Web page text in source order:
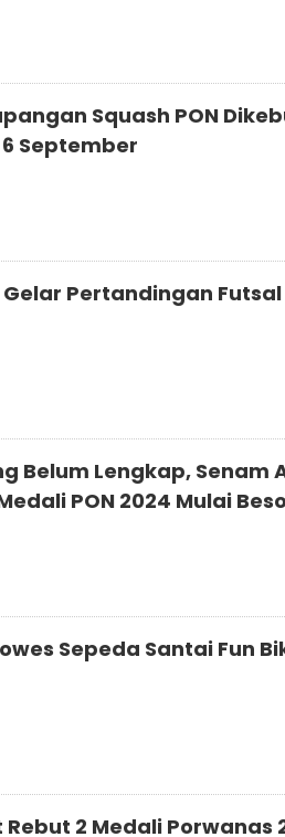
Squash PON
September
Pertandingan
Belum Lengkap, Senam
PON 2024 Mulai
Sepeda Santai Fun
Rebut 2 Medali Porwanas